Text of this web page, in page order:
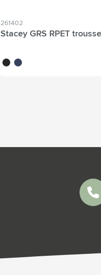
261402
Stacey GRS RPET
noir bleu foncé